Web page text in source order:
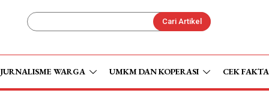
Cari Artikel
JURNALISME WARGA UMKM DAN KOPERASI CEK FAKTA